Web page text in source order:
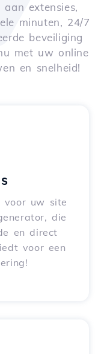
extensies,
minuten, 24/7
beveiliging
met uw online
en snelheid!
voor uw site
die
en direct
voor een